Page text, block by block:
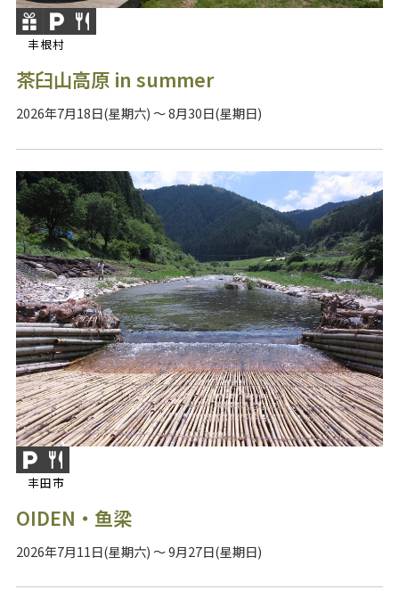
丰根村
茶臼山高原 in summer
2026年7月18日(星期六) ～ 8月30日(星期日)
丰田市
OIDEN・鱼梁
2026年7月11日(星期六) ～ 9月27日(星期日)